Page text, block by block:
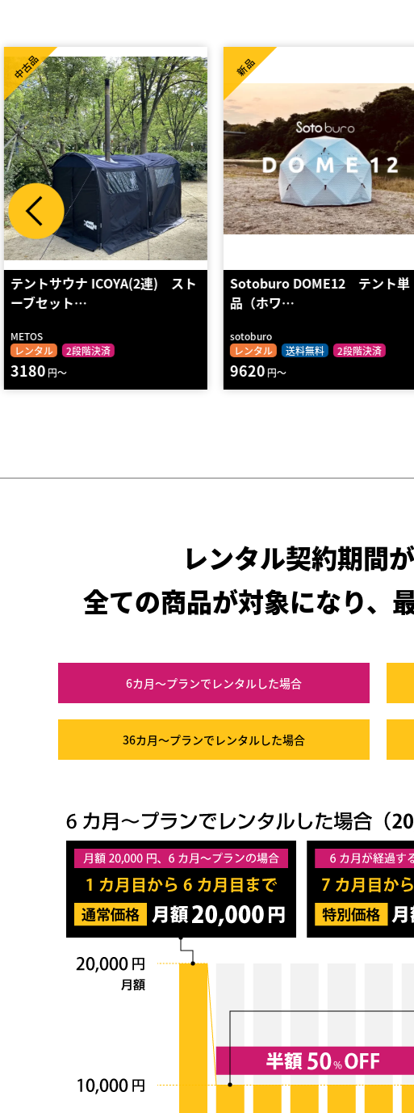
Sotoburo DOME12 テント単
品（ホワ…
sotoburo
レンタル
送料無料
新品
9620円～
Noppa sauna
レンタル
送料無料 2段階決済
新品
3570円～
レンタル契約期間
全ての商品が対象になり、
6カ月～プランでレンタルした場合
36カ月～プランでレンタルした場合